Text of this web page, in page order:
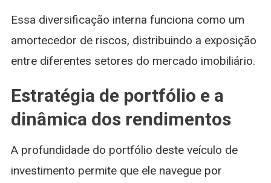
Essa diversificação interna funciona como um
amortecedor de riscos, distribuindo a exposição
entre diferentes setores do mercado imobiliário.
Estratégia de portfólio e a
dinâmica dos rendimentos
A profundidade do portfólio deste veículo de
investimento permite que ele navegue por